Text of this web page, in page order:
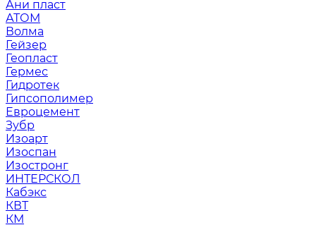
Ани пласт
АТОМ
Волма
Гейзер
Геопласт
Гермес
Гидротек
Гипсополимер
Евроцемент
Зубр
Изоарт
Изоспан
Изостронг
ИНТЕРСКОЛ
Кабэкс
КВТ
КМ